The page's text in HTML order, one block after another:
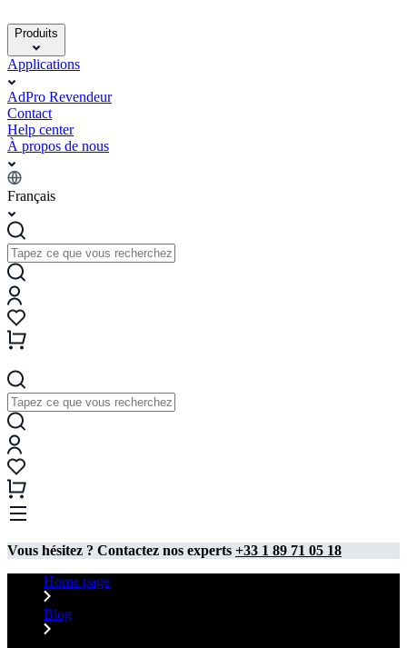
Produits
Applications
AdPro Revendeur
Contact
Help center
À propos de nous
Français
Vous hésitez ? Contactez nos experts +33 1 89 71 05 18
Home page
Blog